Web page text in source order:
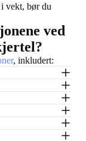
vekt, bør du
ved
, inkludert: